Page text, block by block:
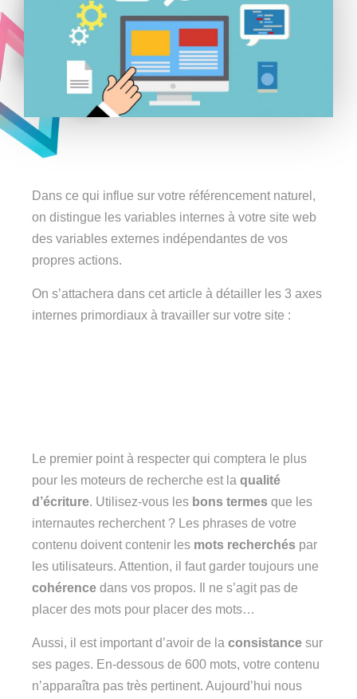
Dans ce qui influe sur votre référencement naturel,
on distingue les variables internes à votre site web
des variables externes indépendantes de vos
propres actions.
On s’attachera dans cet article à détailler les 3 axes
internes primordiaux à travailler sur votre site :
Le premier point à respecter qui comptera le plus
pour les moteurs de recherche est la qualité
d’écriture. Utilisez-vous les bons termes que les
internautes recherchent ? Les phrases de votre
contenu doivent contenir les mots recherchés par
les utilisateurs. Attention, il faut garder toujours une
cohérence dans vos propos. Il ne s’agit pas de
placer des mots pour placer des mots…
Aussi, il est important d’avoir de la consistance sur
ses pages. En-dessous de 600 mots, votre contenu
n’apparaîtra pas très pertinent. Aujourd’hui nous